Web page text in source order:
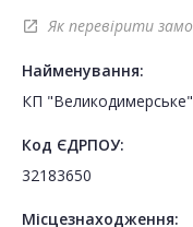
open_in_new Як перевірити
Найменування:
КП "Великодимерське"
Код ЄДРПОУ:
32183650
Місцезнаходження: